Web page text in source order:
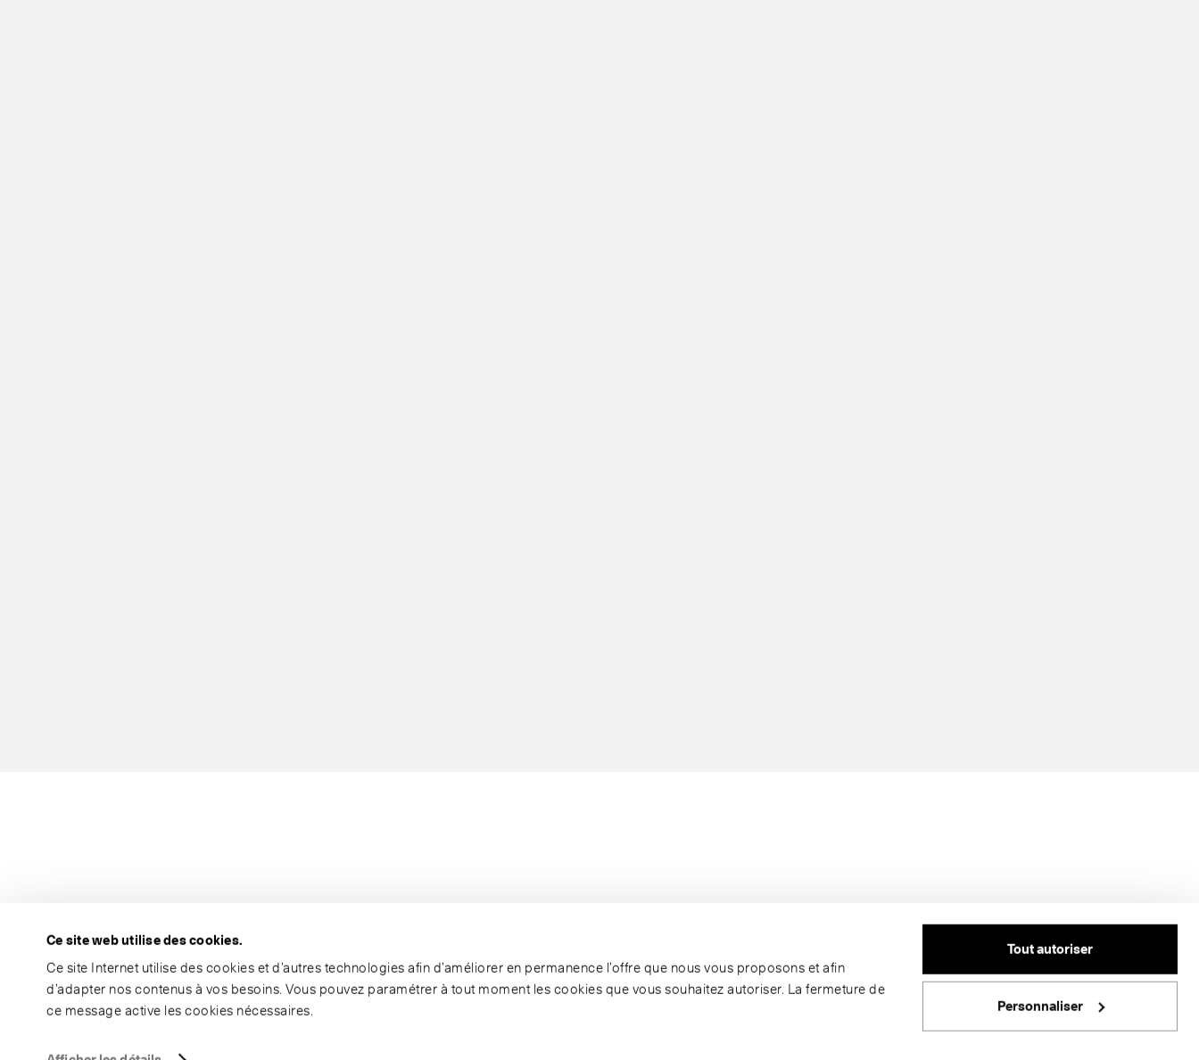
Ce site web utilise des cookies.
Ce site Internet utilise des cookies et d’autres technologies afin d’améliorer en permanence l’offre que nous vous proposons et afin
d’adapter nos contenus à vos besoins. Vous pouvez paramétrer à tout moment les cookies que vous souhaitez autoriser. La fermeture de
ce message active les cookies nécessaires.
Tout autoriser
Personnaliser